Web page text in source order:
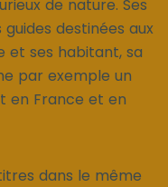
de nature. Ses
destinées aux
et ses habitant, sa
par exemple un
en France et en
dans le même